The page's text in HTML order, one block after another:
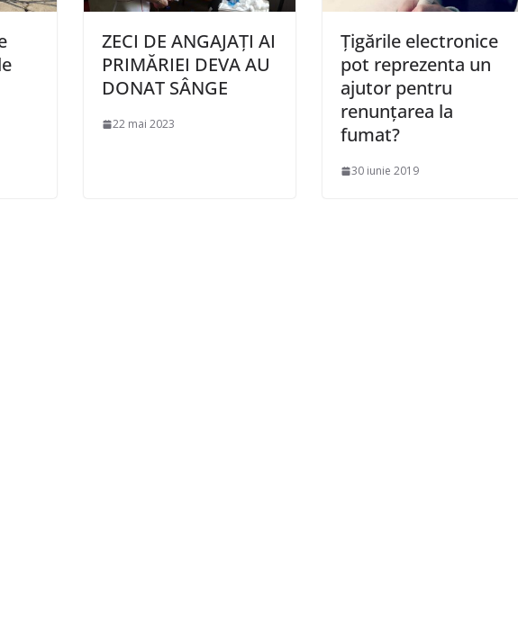
ZECI DE ANGAJAȚI AI
PRIMĂRIEI DEVA AU
DONAT SÂNGE
22 mai 2023
Ţigările electronice
pot reprezenta un
ajutor pentru
renunţarea la
fumat?
30 iunie 2019